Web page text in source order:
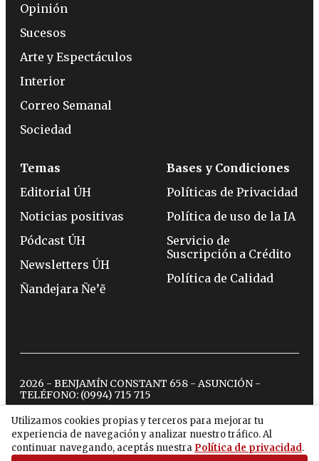
Utilizamos cookies propias y terceros para mejorar tu
experiencia de navegación y analizar nuestro tráfico. Al
continuar navegando, aceptás nuestra Política de privacidad.
Opinión
Sucesos
Arte y Espectáculos
Interior
Correo Semanal
Sociedad
Temas
Editorial ÚH
Noticias positivas
Pódcast ÚH
Newsletters ÚH
Ñandejara Ñe’ẽ
Bases y Condiciones
Políticas de Privacidad
Política de uso de la IA
Servicio de
Suscripción a Crédito
Política de Calidad
2026 - BENJAMÍN CONSTANT 658 - ASUNCIÓN -
TELÉFONO: (0994) 715 715
twitterinstagram
facebook
tiktokyoutubespotify